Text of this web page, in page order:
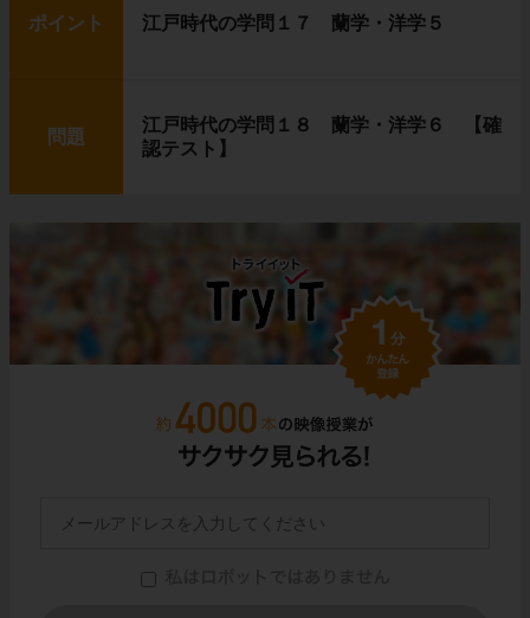
ポイント 江戸時代の学問１７ 蘭学・洋学５
問題
江戸時代の学問１８ 蘭学・洋学６ 【確
認テスト】